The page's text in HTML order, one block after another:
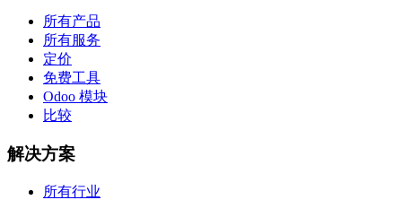
所有产品
所有服务
定价
免费工具
Odoo 模块
比较
解决方案
所有行业